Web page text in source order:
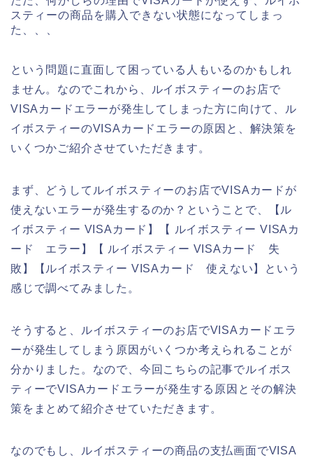
スティーの商品を購入できない状態になってしまっ
た、、、
という問題に直面して困っている人もいるのかもしれ
ません。なのでこれから、ルイボスティーのお店で
VISAカードエラーが発生してしまった方に向けて、ル
イボスティーのVISAカードエラーの原因と、解決策を
いくつかご紹介させていただきます。
まず、どうしてルイボスティーのお店でVISAカードが
使えないエラーが発生するのか？ということで、【ル
イボスティー VISAカード】【 ルイボスティー VISAカ
ード エラー】【 ルイボスティー VISAカード 失
敗】【ルイボスティー VISAカード 使えない】という
感じで調べてみました。
そうすると、ルイボスティーのお店でVISAカードエラ
ーが発生してしまう原因がいくつか考えられることが
分かりました。なので、今回こちらの記事でルイボス
ティーでVISAカードエラーが発生する原因とその解決
策をまとめて紹介させていただきます。
なのでもし、ルイボスティーの商品の支払画面でVISA